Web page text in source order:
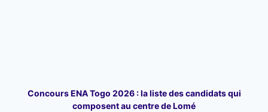
Concours ENA Togo 2026 : la liste des candidats qui
composent au centre de Lomé